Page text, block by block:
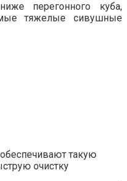
перегонного куба,
тяжелые сивушные
такую
очистку